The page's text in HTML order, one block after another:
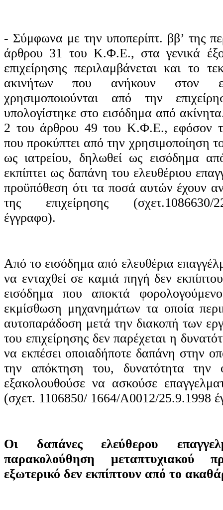
- Σύμφωνα με την υποπερίπτ. ββ’ της
άρθρου 31 του Κ.Φ.Ε., στα γενικά
επιχείρησης περιλαμβάνεται και το
ακινήτων που ανήκουν στον
χρησιμοποιούνται από την
υπολογίστηκε στο εισόδημα από
2 του άρθρου 49 του Κ.Φ.Ε., εφόσον
που προκύπτει από την χρησιμοποίηση
ως ιατρείου, δηλωθεί ως εισόδημα
εκπίπτει ως δαπάνη του ελευθέριου
προϋπόθεση ότι τα ποσά αυτών έχουν
της επιχείρησης (σχετ.1086630/
έγγραφο).
Από το εισόδημα από ελευθέρια
να ενταχθεί σε καμιά πηγή δεν
εισόδημα που αποκτά
εκμίσθωση μηχανημάτων τα οποία
αυτοπαράδοση μετά την διακοπή των
του επιχείρησης δεν παρέχεται η
να εκπέσει οποιαδήποτε δαπάνη στην
την απόκτηση του, δυνατότητα την
εξακολουθούσε να ασκούσε
(σχετ. 1106850/ 1664/Α0012/25.9.1998
Οι δαπάνες ελεύθερου
παρακολούθηση μεταπτυχιακού
εξωτερικό δεν εκπίπτουν από το